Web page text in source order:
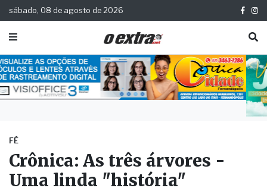
sábado, 08 de agosto de 2026
FÉ
Crônica: As três árvores -
Uma linda "história"